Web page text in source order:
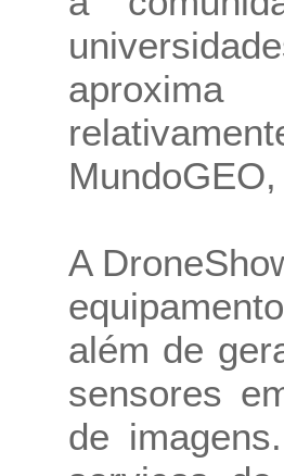
A
além de
sensores
de